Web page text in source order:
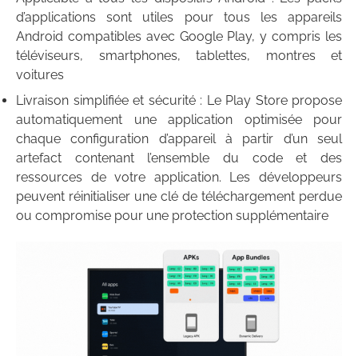
d’applications sont utiles pour tous les appareils
Android compatibles avec Google Play, y compris les
téléviseurs, smartphones, tablettes, montres et
voitures
Livraison simplifiée et sécurité : Le Play Store propose
automatiquement une application optimisée pour
chaque configuration d’appareil à partir d’un seul
artefact contenant l’ensemble du code et des
ressources de votre application. Les développeurs
peuvent réinitialiser une clé de téléchargement perdue
ou compromise pour une protection supplémentaire